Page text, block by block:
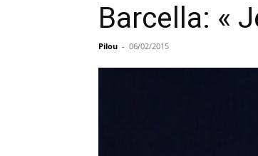
Barcella: «
Pilou - 06/02/2015